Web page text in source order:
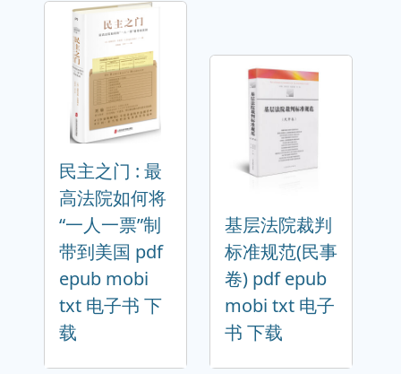
民主之门 : 最
高法院如何将
“一人一票”制
带到美国 pdf
epub mobi
txt 电子书 下
载
基层法院裁判
标准规范(民事
卷) pdf epub
mobi txt 电子
书 下载